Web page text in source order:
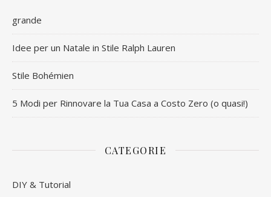
grande
Idee per un Natale in Stile Ralph Lauren
Stile Bohémien
5 Modi per Rinnovare la Tua Casa a Costo Zero (o quasi!)
CATEGORIE
DIY & Tutorial